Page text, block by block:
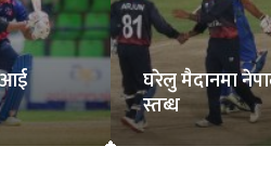
घरेलु मैदानमा
स्तब्ध